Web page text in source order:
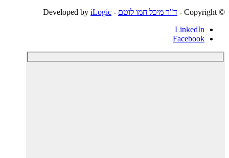
© ‫Copyright -
ד"ר מיכל חמו לוטם - Developed by
iLogic
LinkedIn
Facebook